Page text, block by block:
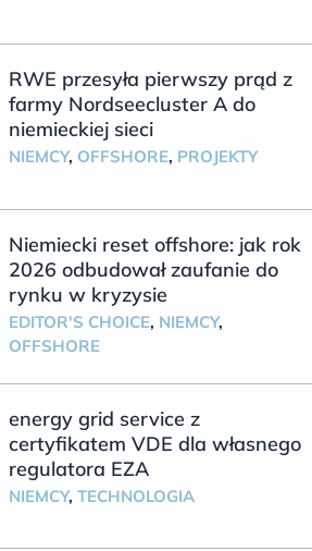
RWE przesyła pierwszy prąd z
farmy Nordseecluster A do
niemieckiej sieci
NIEMCY, OFFSHORE, PROJEKTY
Niemiecki reset offshore: jak rok
2026 odbudował zaufanie do
rynku w kryzysie
EDITOR'S CHOICE, NIEMCY,
OFFSHORE
energy grid service z
certyfikatem VDE dla własnego
regulatora EZA
NIEMCY, TECHNOLOGIA